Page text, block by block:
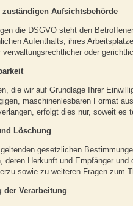
zuständigen Aufsichts­behörde
die DSGVO steht den
Aufenthalts, ihres
verwaltungsrechtlicher oder
die wir auf Grundlage Ihrer
maschinenlesbaren Format
erfolgt dies nur, soweit es
Löschung
gesetzlichen
deren Herkunft und Empfänger
sowie zu weiteren Fragen zum
der Verarbeitung